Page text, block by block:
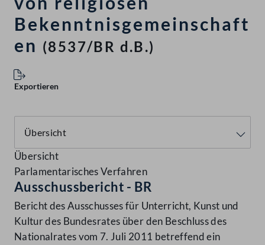
Bekenntnisgemeinschaft
en (8537/BR d.B.)
Exportieren
Übersicht
Parlamentarisches Verfahren
Ausschussbericht - BR
Bericht des Ausschusses für Unterricht, Kunst und
Kultur des Bundesrates über den Beschluss des
Nationalrates vom 7. Juli 2011 betreffend ein